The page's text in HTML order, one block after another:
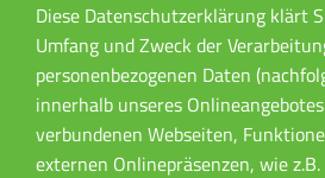
Diese Datenschutzerklärung klärt
Umfang und Zweck der
personenbezogenen Daten
innerhalb unseres
verbundenen Webseiten,
externen Onlinepräsenzen, wie